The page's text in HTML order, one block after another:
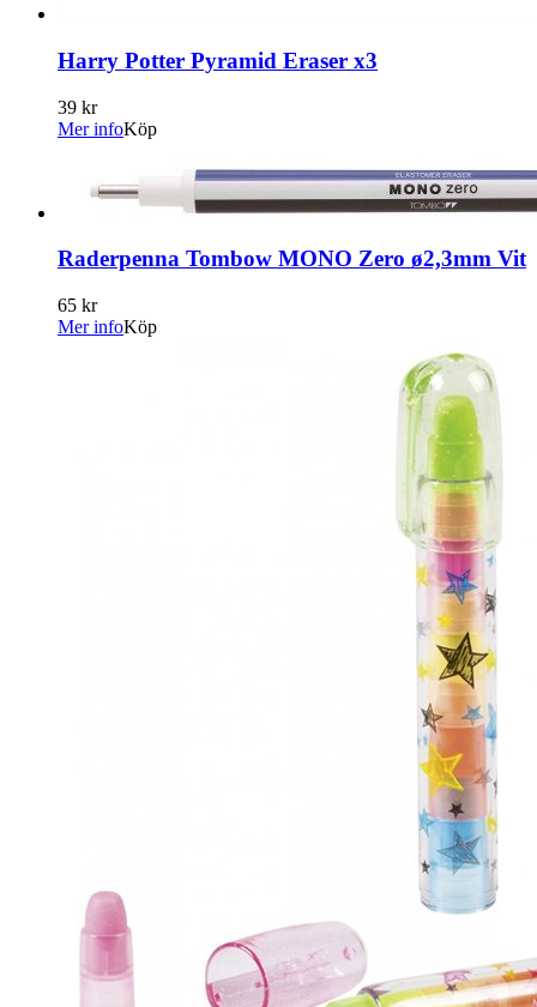
Harry Potter Pyramid Eraser x3
39 kr
Mer infoKöp
Raderpenna Tombow MONO Zero ø2,3mm Vit
65 kr
Mer infoKöp